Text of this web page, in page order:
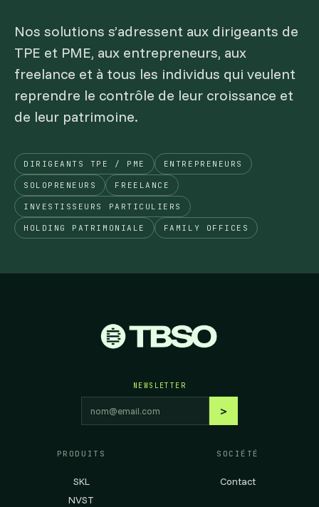
Nos solutions s’adressent aux dirigeants de
TPE et PME, aux entrepreneurs, aux
freelance et à tous les individus qui veulent
reprendre le contrôle de leur croissance et
de leur patrimoine.
DIRIGEANTS TPE / PME ENTREPRENEURS
SOLOPRENEURS FREELANCE
INVESTISSEURS PARTICULIERS
HOLDING PATRIMONIALE FAMILY OFFICES
NEWSLETTER
>
S'abonner
PRODUITS
SKL
NVST
SOCIÉTÉ
Contact